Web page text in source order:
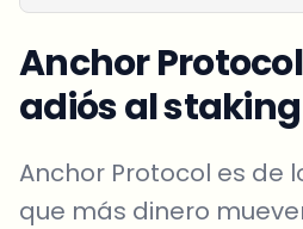
Anchor
adiós al staking
Anchor Protocol es de
que más dinero